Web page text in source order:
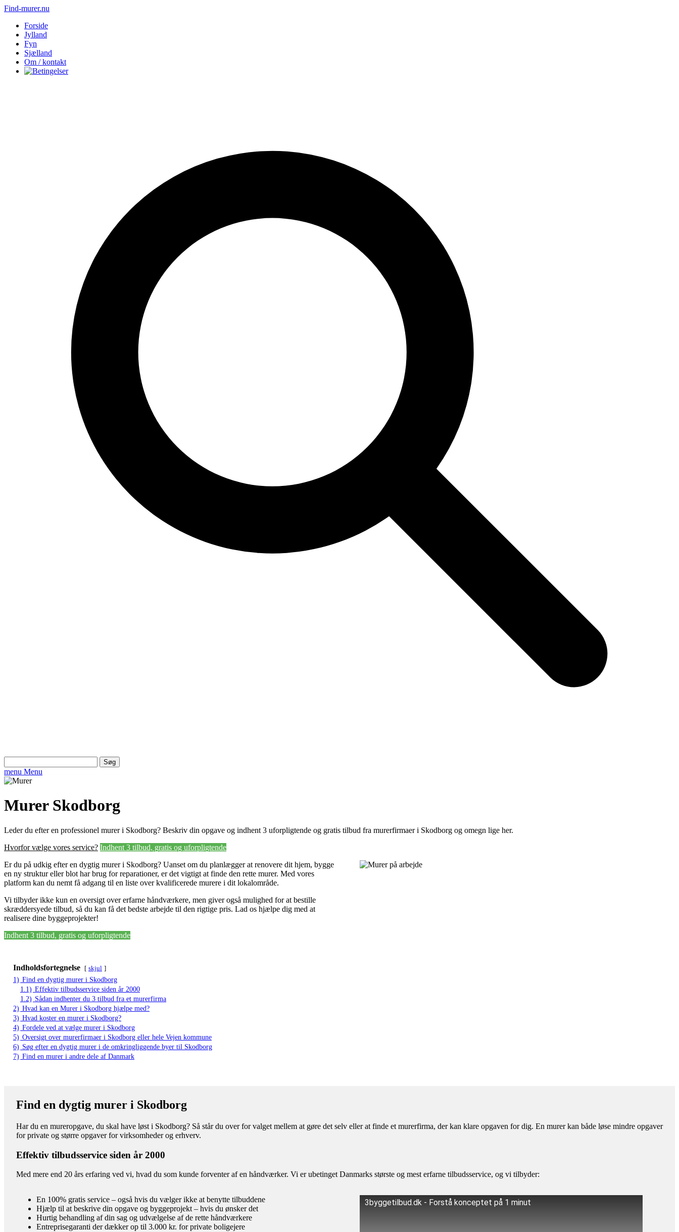
Find-murer.nu
Forside
Jylland
Fyn
Sjælland
Om / kontakt
efter:
menu Menu
Murer Skodborg
Leder du efter en professionel murer i Skodborg? Beskriv din opgave og indhent 3 uforpligtende og gratis tilbud fra murerfirmaer i Skodborg og omegn lige her.
Hvorfor vælge vores service? Indhent 3 tilbud, gratis og uforpligtende
Er du på udkig efter en dygtig murer i Skodborg? Uanset om du planlægger at renovere dit hjem, bygge
en ny struktur eller blot har brug for reparationer, er det vigtigt at finde den rette murer. Med vores
platform kan du nemt få adgang til en liste over kvalificerede murere i dit lokalområde.
Vi tilbyder ikke kun en oversigt over erfarne håndværkere, men giver også mulighed for at bestille
skræddersyede tilbud, så du kan få det bedste arbejde til den rigtige pris. Lad os hjælpe dig med at
realisere dine byggeprojekter!
Indhent 3 tilbud, gratis og uforpligtende
Indholdsfortegnelse skjul
1) Find en dygtig murer i Skodborg
1.1) Effektiv tilbudsservice siden år 2000
1.2) Sådan indhenter du 3 tilbud fra et murerfirma
2) Hvad kan en Murer i Skodborg hjælpe med?
3) Hvad koster en murer i Skodborg?
4) Fordele ved at vælge murer i Skodborg
5) Oversigt over murerfirmaer i Skodborg eller hele Vejen kommune
6) Søg efter en dygtig murer i de omkringliggende byer til Skodborg
7) Find en murer i andre dele af Danmark
Find en dygtig murer i Skodborg
Har du en mureropgave, du skal have løst i Skodborg? Så står du over for valget mellem at gøre det selv eller at finde et murerfirma, der kan klare opgaven for dig. En murer kan både løse mindre opgaver
for private og større opgaver for virksomheder og erhverv.
Effektiv tilbudsservice siden år 2000
Med mere end 20 års erfaring ved vi, hvad du som kunde forventer af en håndværker. Vi er ubetinget Danmarks største og mest erfarne tilbudsservice, og vi tilbyder:
En 100% gratis service – også hvis du vælger ikke at benytte tilbuddene
Hjælp til at beskrive din opgave og byggeprojekt – hvis du ønsker det
Hurtig behandling af din sag og udvælgelse af de rette håndværkere
Entreprisegaranti der dækker op til 3.000 kr. for private boligejere
3byggetilbud.dk - Forstå konceptet på 1 minut